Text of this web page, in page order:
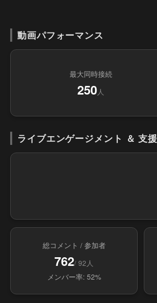
動画パフォーマンス
最大同時接続
250人
ライブエンゲージメント ＆ 支援
総コメント / 参加者
762/ 92人
メンバー率: 52%